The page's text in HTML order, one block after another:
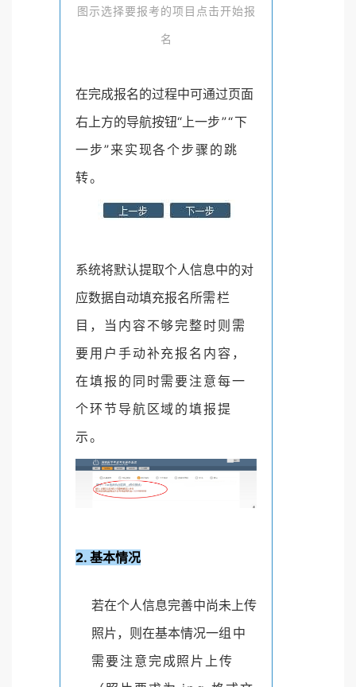
图示选择要报考的项目点击开始报
名
在完成报名的过程中可通过页面
右上方的导航按钮“上一步”“下
一步”来实现各个步骤的跳
转。
系统将默认提取个人信息中的对
应数据自动填充报名所需栏
目，当内容不够完整时则需
要用户手动补充报名内容，
在填报的同时需要注意每一
个环节导航区域的填报提
示。
2. 基本情况
若在个人信息完善中尚未上传
照片，则在基本情况一组中
需要注意完成照片上传